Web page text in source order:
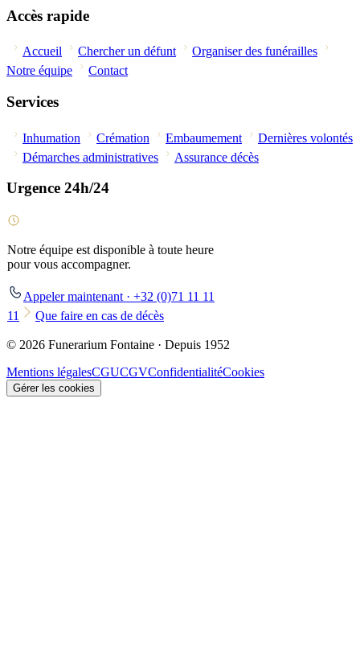
Accès rapide
Accueil Chercher un défunt
Organiser des funérailles
Notre équipe
Contact
Services
Inhumation Crémation Embaumement
Dernières volontés
Démarches administratives
Assurance décès
Urgence 24h/24
Notre équipe est disponible à toute heure
pour vous accompagner.
Appeler maintenant · +32 (0)71 11 11
11
Que faire en cas de décès
© 2026 Funerarium Fontaine · Depuis 1952
Mentions légalesCGUCGVConfidentialitéCookies
Gérer les cookies